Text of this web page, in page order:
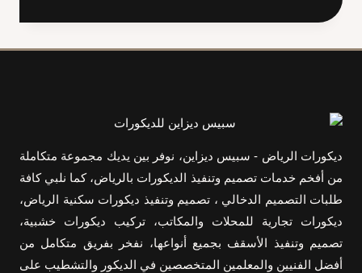
الرياض
الرياض
ديكورات الرياض - سبيس ديزاين، نوفر بين يديك مجموعة متكاملة
من أفخم خدمات تصميم وتنفيذ الديكورات بالرياض، كما نلبي كافة
طلبات التصميم الدخالي ، تصميم وتنفيذ ديكورات سكنية الرياض،
ديكورات تجارية للمحلات والمكاتب، تركيب ديكورات خشبية،
تصميم وتنفيذ الأسقف بجميع أنواعها، نفخر بفريق متكامل من
أفضل الفنيين والمعلمين المتخصصين في الديكور والتشطيب على